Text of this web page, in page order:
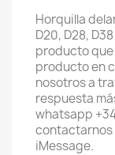
Horquilla
D20, D28,
producto
producto en
nosotros a
respuesta
whatsapp
contactarnos
iMessage.